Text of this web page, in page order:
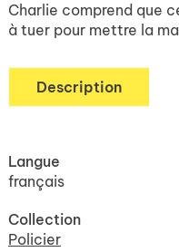
Charlie comprend que
à tuer pour mettre la
Description
Langue
français
Collection
Policier